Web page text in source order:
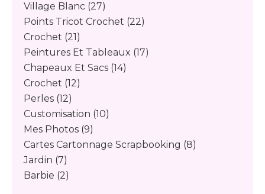
Village Blanc (27)
Points Tricot Crochet (22)
Crochet (21)
Peintures Et Tableaux (17)
Chapeaux Et Sacs (14)
Crochet (12)
Perles (12)
Customisation (10)
Mes Photos (9)
Cartes Cartonnage Scrapbooking (8)
Jardin (7)
Barbie (2)